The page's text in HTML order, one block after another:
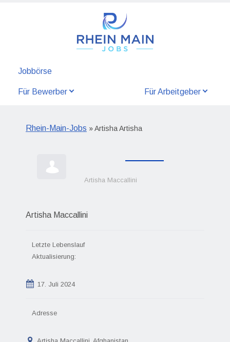
Jobbörse
Für Bewerber Für Arbeitgeber
Rhein-Main-Jobs » Artisha Artisha
Artisha Maccallini
Artisha Maccallini
Letzte Lebenslauf
Aktualisierung:
17. Juli 2024
Adresse